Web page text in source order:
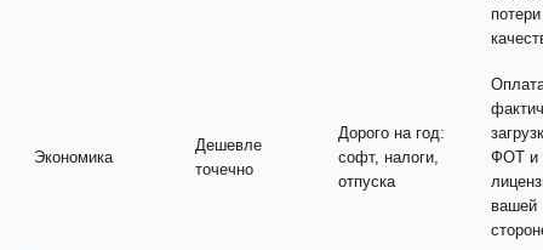
потери
Экономика
Дешевле
точечно
Дорого на год:
софт, налоги,
отпуска
ФОТ и
вашей